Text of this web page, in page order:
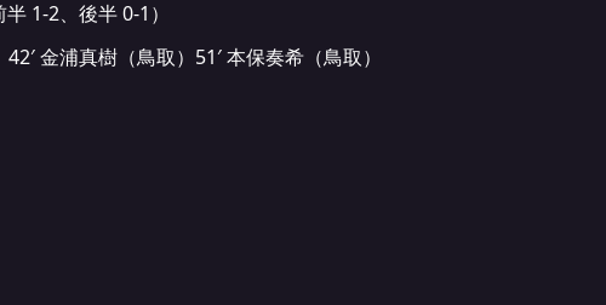
1-2、後半 0-1）
金浦真樹（鳥取）51′ 本保奏希（鳥取）